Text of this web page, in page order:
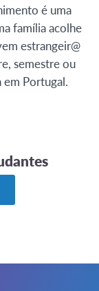
é uma
família acolhe
estrangeir@
semestre ou
em Portugal.